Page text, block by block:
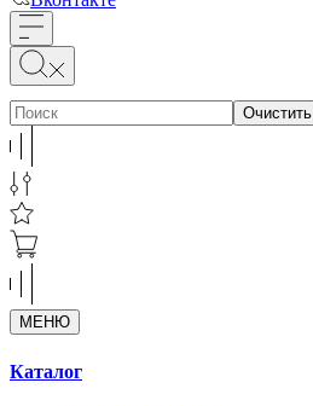
Очистить
МЕНЮ
Каталог